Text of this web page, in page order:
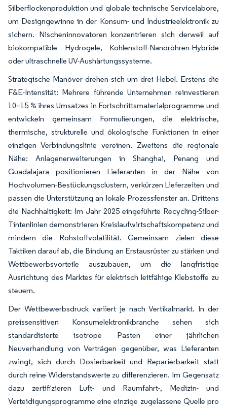
Silberflockenproduktion und globale technische Servicelabore,
um Designgewinne in der Konsum- und Industrieelektronik zu
sichern. Nischeninnovatoren konzentrieren sich derweil auf
biokompatible Hydrogele, Kohlenstoff-Nanoröhren-Hybride
oder ultraschnelle UV-Aushärtungssysteme.
Strategische Manöver drehen sich um drei Hebel. Erstens die
F&E-Intensität: Mehrere führende Unternehmen reinvestieren
10–15 % ihres Umsatzes in Fortschrittsmaterialprogramme und
entwickeln gemeinsam Formulierungen, die elektrische,
thermische, strukturelle und ökologische Funktionen in einer
einzigen Verbindungslinie vereinen. Zweitens die regionale
Nähe: Anlagenerweiterungen in Shanghai, Penang und
Guadalajara positionieren Lieferanten in der Nähe von
Hochvolumen-Bestückungsclustern, verkürzen Lieferzeiten und
passen die Unterstützung an lokale Prozessfenster an. Drittens
die Nachhaltigkeit: Im Jahr 2025 eingeführte Recycling-Silber-
Tintenlinien demonstrieren Kreislaufwirtschaftskompetenz und
mindern die Rohstoffvolatilität. Gemeinsam zielen diese
Taktiken darauf ab, die Bindung an Erstausrüster zu stärken und
Wettbewerbsvorteile auszubauen, um die langfristige
Ausrichtung des Marktes für elektrisch leitfähige Klebstoffe zu
steuern.
Der Wettbewerbsdruck variiert je nach Vertikalmarkt. In der
preissensitiven Konsumelektronikbranche sehen sich
standardisierte isotrope Pasten einer jährlichen
Neuverhandlung von Verträgen gegenüber, was Lieferanten
zwingt, sich durch Dosierbarkeit und Reparierbarkeit statt
durch reine Widerstandswerte zu differenzieren. Im Gegensatz
dazu zertifizieren Luft- und Raumfahrt-, Medizin- und
Verteidigungsprogramme eine einzige zugelassene Quelle pro